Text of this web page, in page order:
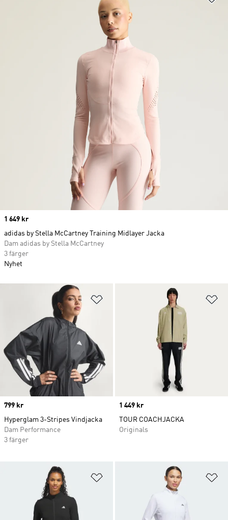
Lägg till på önskelistan
Price
799 kr
Hyperglam 3-Stripes Vindjacka
Dam Performance
3 färger
Price
1 449 kr
TOUR COACHJACKA
Originals
Lägg till på önskelistan
Price
1 649 kr
adidas by Stella McCartney Training Midlayer Jacka
Dam adidas by Stella McCartney
3 färger
Nyhet